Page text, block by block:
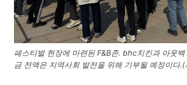
페스티벌 현장에 마련된 F&B존. bhc치킨과 아웃
금 전액은 지역사회 발전을 위해 기부될 예정이다